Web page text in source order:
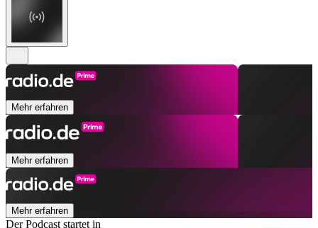
Mehr erfahren
Mehr erfahren
Mehr erfahren
Der Podcast startet in